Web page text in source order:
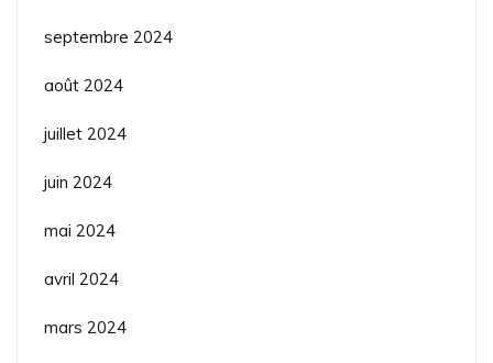
septembre 2024
août 2024
juillet 2024
juin 2024
mai 2024
avril 2024
mars 2024